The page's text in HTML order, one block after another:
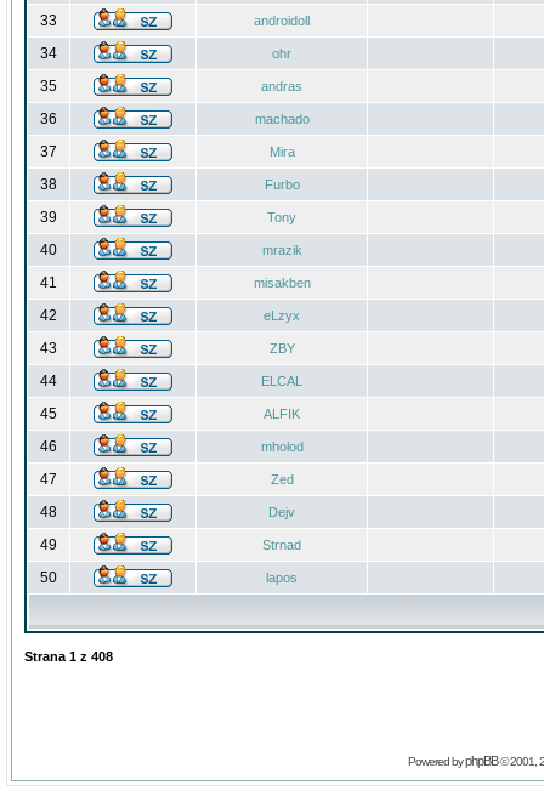
33 androidoll
34 ohr
35 andras
36 machado
37 Mira
38 Furbo
39 Tony
40 mrazik
41 misakben
42 eLzyx
43 ZBY
44 ELCAL
45 ALFIK
46 mholod
47 Zed
48 Dejv
49 Strnad
50 lapos
Strana 1 z 408
Powered byphpBB© 2001,